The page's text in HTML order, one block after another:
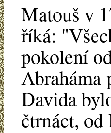
Matouš v
říká:
pokolení
Abraháma
Davida
čtrnáct, od